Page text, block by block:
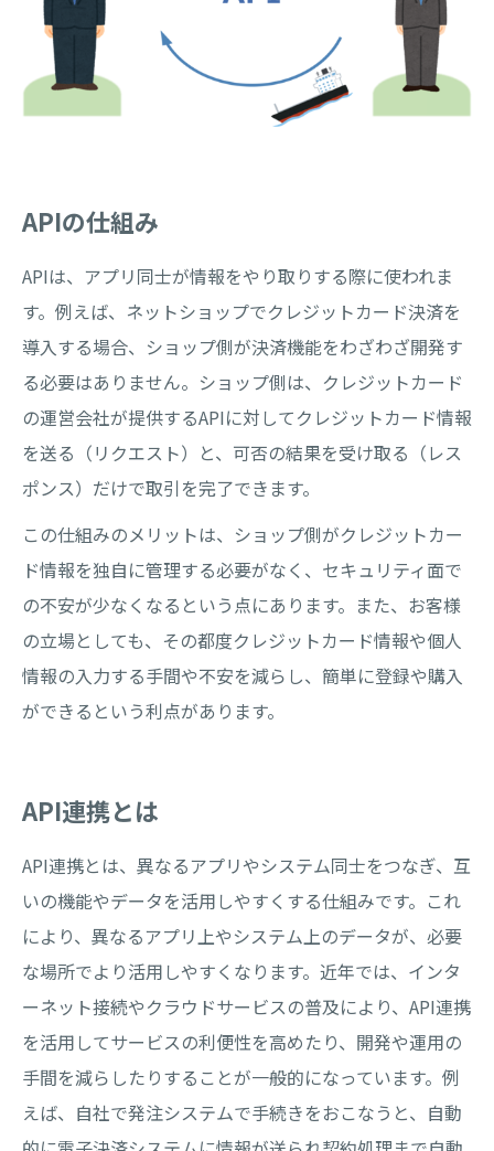
APIの仕組み
APIは、アプリ同士が情報をやり取りする際に使われま
す。例えば、ネットショップでクレジットカード決済を
導入する場合、ショップ側が決済機能をわざわざ開発す
る必要はありません。ショップ側は、クレジットカード
の運営会社が提供するAPIに対してクレジットカード情報
を送る（リクエスト）と、可否の結果を受け取る（レス
ポンス）だけで取引を完了できます。
この仕組みのメリットは、ショップ側がクレジットカー
ド情報を独自に管理する必要がなく、セキュリティ面で
の不安が少なくなるという点にあります。また、お客様
の立場としても、その都度クレジットカード情報や個人
情報の入力する手間や不安を減らし、簡単に登録や購入
ができるという利点があります。
API連携とは
API連携とは、異なるアプリやシステム同士をつなぎ、互
いの機能やデータを活用しやすくする仕組みです。これ
により、異なるアプリ上やシステム上のデータが、必要
な場所でより活用しやすくなります。近年では、インタ
ーネット接続やクラウドサービスの普及により、API連携
を活用してサービスの利便性を高めたり、開発や運用の
手間を減らしたりすることが一般的になっています。例
えば、自社で発注システムで手続きをおこなうと、自動